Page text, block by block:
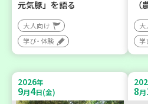
元気豚」を語る
大人向け
学び・体験
（
大
学
2026年
9月4日(金) 8月